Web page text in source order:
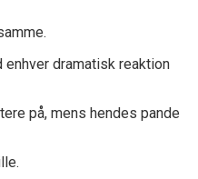
dramatisk reaktion
på, mens hendes pande